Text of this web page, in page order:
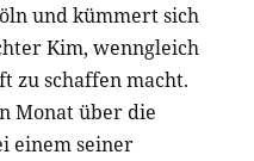
und kümmert sich
Kim, wenngleich
zu schaffen macht.
Monat über die
einem seiner